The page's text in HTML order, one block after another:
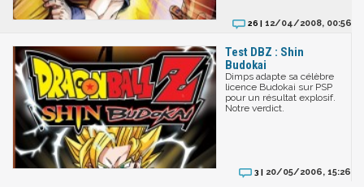
26 | 12/04/2008, 00:56
Test DBZ : Shin
Budokai
Dimps adapte sa célèbre
licence Budokai sur PSP
pour un résultat explosif.
Notre verdict.
3 | 20/05/2006, 15:26